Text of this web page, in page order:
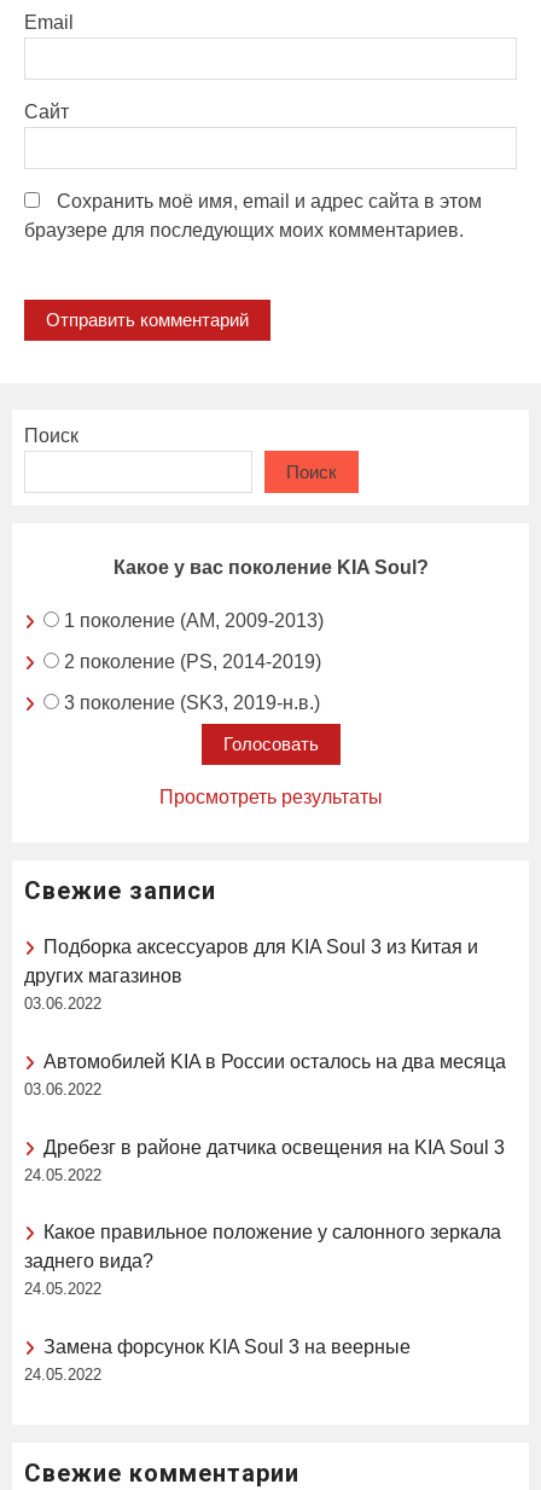
Email
Сайт
Сохранить моё имя, email и адрес сайта в этом
браузере для последующих моих комментариев.
Поиск
Поиск
Какое у вас поколение KIA Soul?
1 поколение (AM, 2009-2013)
2 поколение (PS, 2014-2019)
3 поколение (SK3, 2019-н.в.)
Просмотреть результаты
Свежие записи
Подборка аксессуаров для KIA Soul 3 из Китая и
других магазинов
03.06.2022
Автомобилей KIA в России осталось на два месяца
03.06.2022
Дребезг в районе датчика освещения на KIA Soul 3
24.05.2022
Какое правильное положение у салонного зеркала
заднего вида?
24.05.2022
Замена форсунок KIA Soul 3 на веерные
24.05.2022
Свежие комментарии